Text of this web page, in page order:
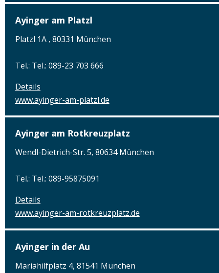
Ayinger am Platzl
Platzl 1A , 80331 München
Tel.: Tel.: 089-23 703 666
Details
www.ayinger-am-platzl.de
Ayinger am Rotkreuzplatz
Wendl-Dietrich-Str. 5, 80634 München
Tel.: Tel.: 089-95875091
Details
www.ayinger-am-rotkreuzplatz.de
Ayinger in der Au
Mariahilfplatz 4, 81541 München